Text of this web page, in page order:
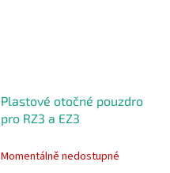
Plastové otočné pouzdro
pro RZ3 a EZ3
Momentálně nedostupné